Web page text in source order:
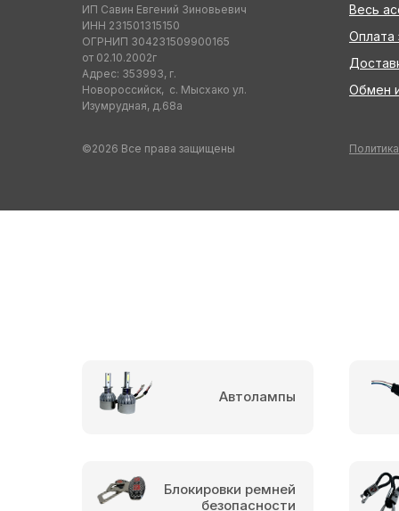
ИП Савин Евгений Зиновьевич
ИНН 231501315150
ОГРНИП 304231509900165
от 02.10.2002г
Адрес: 353993, г.
Новороссийск, с. Мысхако ул.
Изумрудная, д.68а
©2026 Все права защищены
Обмен
Оплата
Весь
Автолампы
Блокировки ремней
безопасности